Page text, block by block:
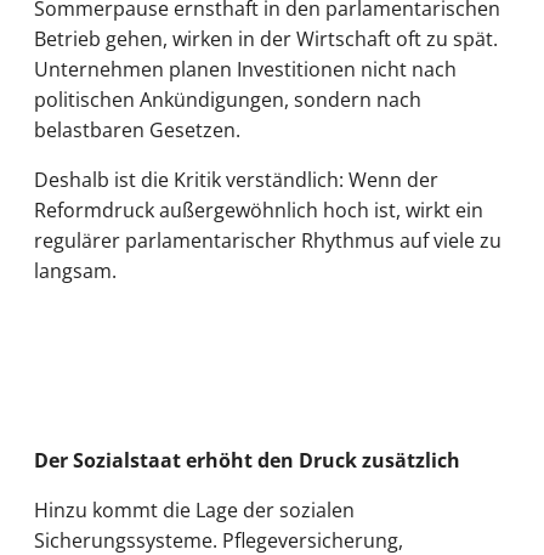
Sommerpause ernsthaft in den parlamentarischen
Betrieb gehen, wirken in der Wirtschaft oft zu spät.
Unternehmen planen Investitionen nicht nach
politischen Ankündigungen, sondern nach
belastbaren Gesetzen.
Deshalb ist die Kritik verständlich: Wenn der
Reformdruck außergewöhnlich hoch ist, wirkt ein
regulärer parlamentarischer Rhythmus auf viele zu
langsam.
Der Sozialstaat erhöht den Druck zusätzlich
Hinzu kommt die Lage der sozialen
Sicherungssysteme. Pflegeversicherung,